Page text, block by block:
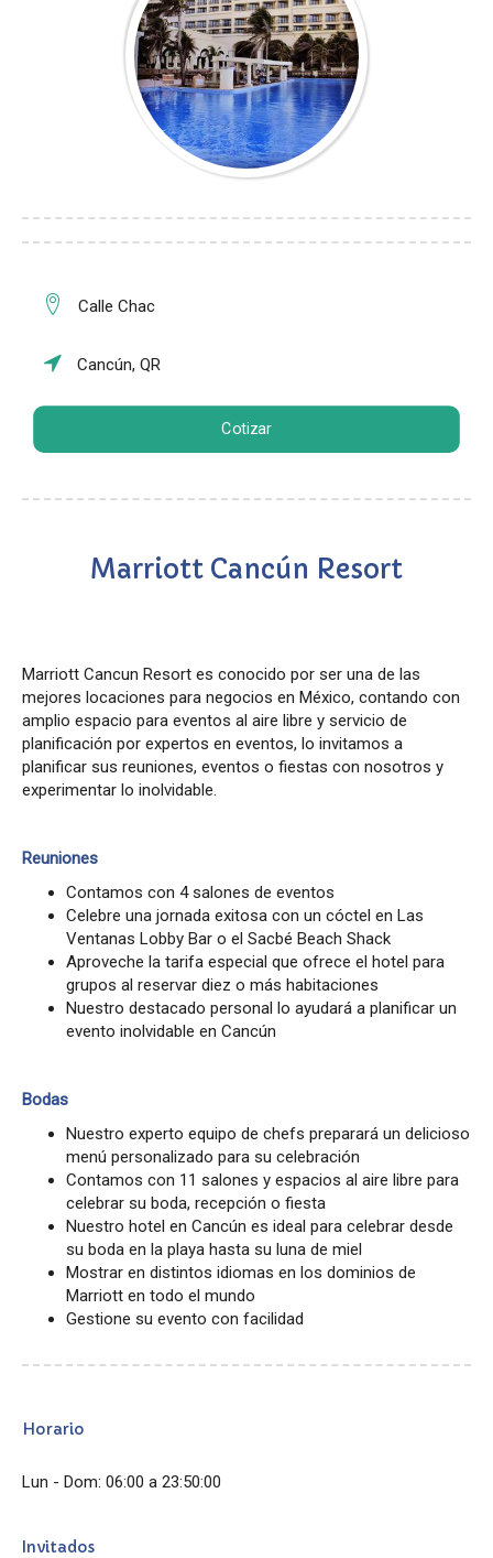
Calle Chac
Cancún, QR
Cotizar
Marriott Cancún Resort
Marriott Cancun Resort es conocido por ser una de las
mejores locaciones para negocios en México, contando con
amplio espacio para eventos al aire libre y servicio de
planificación por expertos en eventos, lo invitamos a
planificar sus reuniones, eventos o fiestas con nosotros y
experimentar lo inolvidable.
Reuniones
Contamos con 4 salones de eventos
Celebre una jornada exitosa con un cóctel en Las
Ventanas Lobby Bar o el Sacbé Beach Shack
Aproveche la tarifa especial que ofrece el hotel para
grupos al reservar diez o más habitaciones
Nuestro destacado personal lo ayudará a planificar un
evento inolvidable en Cancún
Bodas
Nuestro experto equipo de chefs preparará un delicioso
menú personalizado para su celebración
Contamos con 11 salones y espacios al aire libre para
celebrar su boda, recepción o fiesta
Nuestro hotel en Cancún es ideal para celebrar desde
su boda en la playa hasta su luna de miel
Mostrar en distintos idiomas en los dominios de
Marriott en todo el mundo
Gestione su evento con facilidad
Horario
Lun - Dom: 06:00 a 23:50:00
Invitados